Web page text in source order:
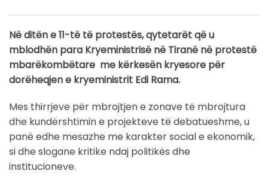
Në ditën e 11-të të protestës, qytetarët që u
mblodhën para Kryeministrisë në Tiranë në protestë
mbarëkombëtare me kërkesën kryesore për
dorëheqjen e kryeministrit Edi Rama.
Mes thirrjeve për mbrojtjen e zonave të mbrojtura
dhe kundërshtimin e projekteve të debatueshme, u
panë edhe mesazhe me karakter social e ekonomik,
si dhe slogane kritike ndaj politikës dhe
institucioneve.